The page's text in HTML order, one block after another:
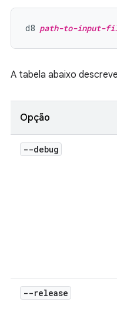
d8 path-to-input-
A tabela abaixo
Opção
--debug
--release